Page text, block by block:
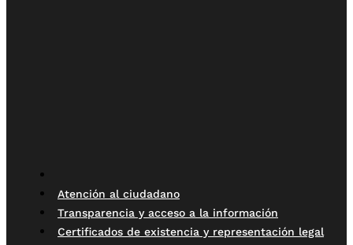
Atención al ciudadano
Transparencia y acceso a la información
Certificados de existencia y representación legal